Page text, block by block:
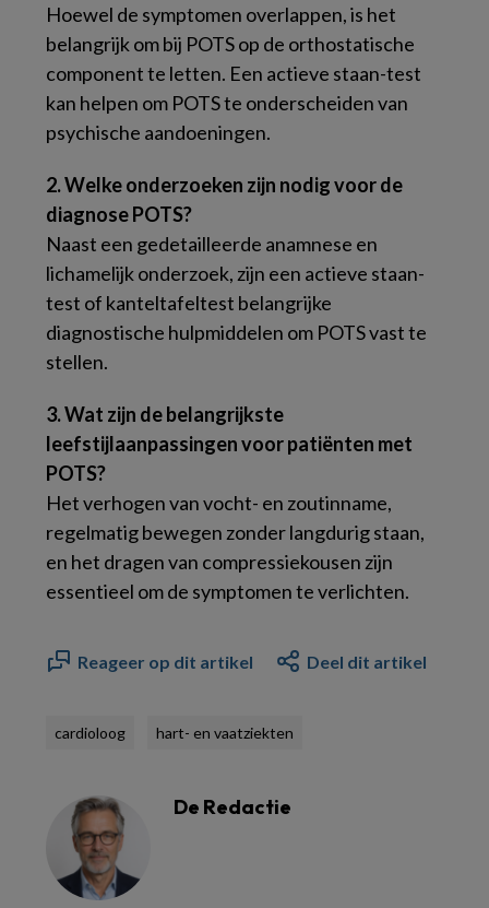
Hoewel de symptomen overlappen, is het
belangrijk om bij POTS op de orthostatische
component te letten. Een actieve staan-test
kan helpen om POTS te onderscheiden van
psychische aandoeningen.
2. Welke onderzoeken zijn nodig voor de
diagnose POTS?
Naast een gedetailleerde anamnese en
lichamelijk onderzoek, zijn een actieve staan-
test of kanteltafeltest belangrijke
diagnostische hulpmiddelen om POTS vast te
stellen.
3. Wat zijn de belangrijkste
leefstijlaanpassingen voor patiënten met
POTS?
Het verhogen van vocht- en zoutinname,
regelmatig bewegen zonder langdurig staan,
en het dragen van compressiekousen zijn
essentieel om de symptomen te verlichten.
Reageer op dit artikel Deel dit artikel
cardioloog hart- en vaatziekten
De Redactie